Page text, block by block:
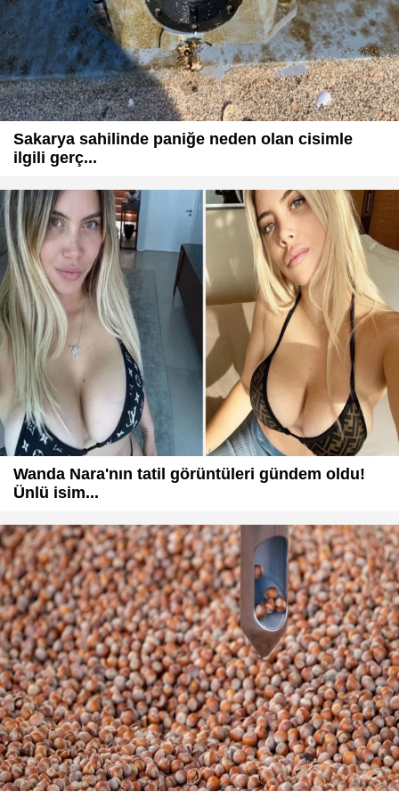
Sakarya sahilinde paniğe neden olan cisimle
ilgili gerç...
Wanda Nara'nın tatil görüntüleri gündem oldu!
Ünlü isim...